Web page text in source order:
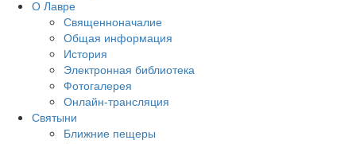
О Лавре
Священноначалие
Общая информация
История
Электронная библиотека
Фотогалерея
Онлайн-трансляция
Святыни
Ближние пещеры